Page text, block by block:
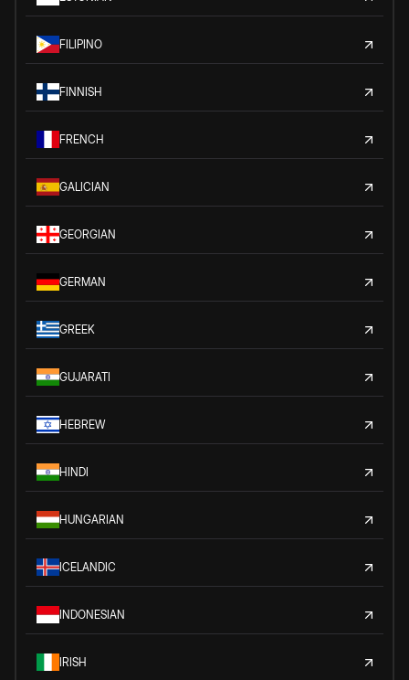
FILIPINO
FINNISH
FRENCH
GALICIAN
GEORGIAN
GERMAN
GREEK
GUJARATI
HEBREW
HINDI
HUNGARIAN
ICELANDIC
INDONESIAN
IRISH